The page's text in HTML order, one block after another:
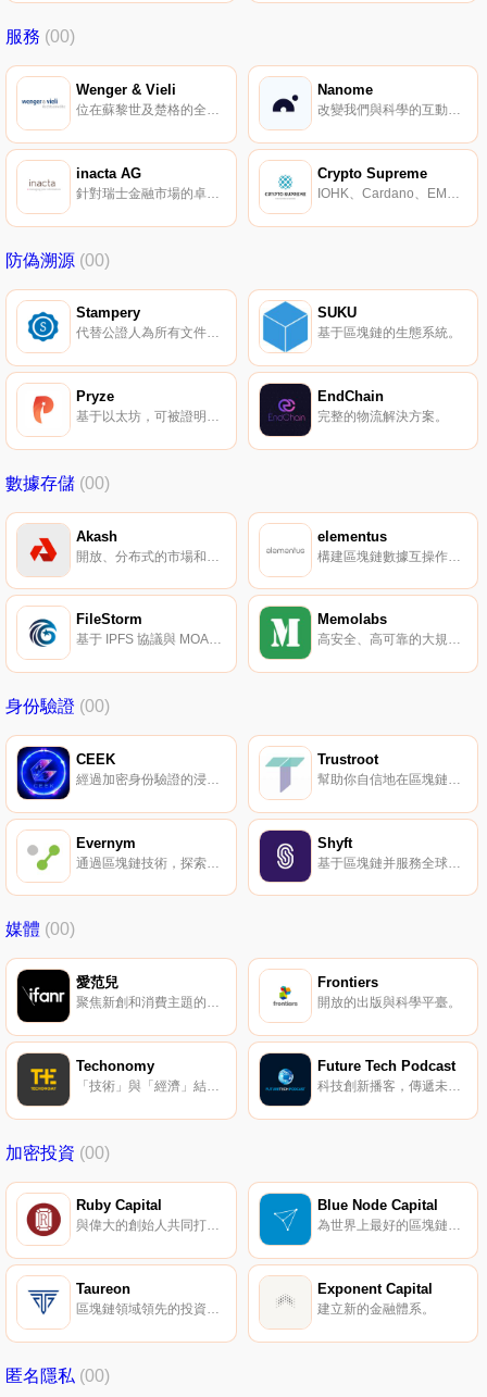
服務 (00)
Wenger & Vieli
位在蘇黎世及楚格的全球性律師事務所。
Nanome
改變我們與科學的互動和理解方式。
inacta AG
針對瑞士金融市場的卓越 ECM 解決方案。
Crypto Supreme
IOHK、Cardano、EMURGO 周邊商店。
防偽溯源 (00)
Stampery
代替公證人為所有文件提供具有法律效力的證明。
SUKU
基于區塊鏈的生態系統。
Pryze
基于以太坊，可被證明公平的抽獎平臺。
EndChain
完整的物流解決方案。
數據存儲 (00)
Akash elementus
FileStorm
基于 IPFS 協議與 MOAC 區塊鏈的分布式存儲平臺。
Memolabs
高安全、高可靠的大規模分布式數據存儲系統。
身份驗證 (00)
CEEK
經過加密身份驗證的浸入式內容和商品的發行商。
Trustroot
幫助你自信地在區塊鏈上進行交易。
Evernym
通過區塊鏈技術，探索隱私身份管理的適用性。
Shyft
媒體 (00)
愛范兒
聚焦新創和消費主題的科技媒體。
Frontiers
開放的出版與科學平臺。
Techonomy
「技術」與「經濟」結合。
Future Tech Podcast
科技創新播客，傳遞未來技術有望改善我們生活的信息。
加密投資 (00)
Ruby Capital
與偉大的創始人共同打造偉大的公司。
Blue Node Capital
為世界上最好的區塊鏈技術創業公司提供支持。
Taureon
區塊鏈領域領先的投資與咨詢公司。
Exponent Capital
建立新的金融體系。
匿名隱私 (00)